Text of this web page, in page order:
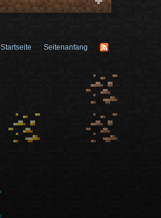
Startseite Seitenanfang